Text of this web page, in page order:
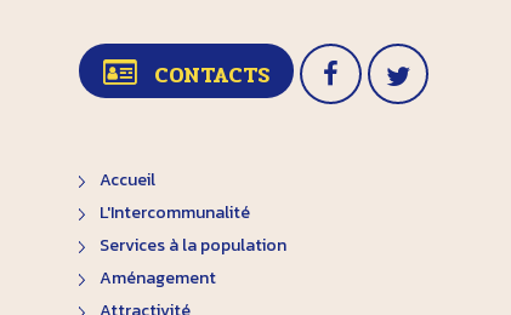
CONTACTS
Accueil
L'Intercommunalité
Services à la population
Aménagement